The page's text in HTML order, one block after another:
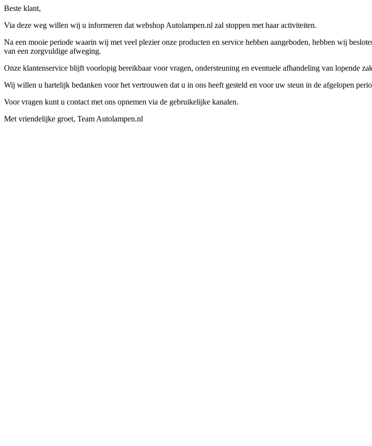
Beste klant,
Via deze weg willen wij u informeren dat webshop Autolampen.nl zal stoppen met haar activiteiten.
Na een mooie periode waarin wij met veel plezier onze producten en service hebben aangeboden, hebben wij
van een zorgvuldige afweging.
Onze klantenservice blijft voorlopig bereikbaar voor vragen, ondersteuning en eventuele afhandeling van lopende
Wij willen u hartelijk bedanken voor het vertrouwen dat u in ons heeft gesteld en voor uw steun in de afgelopen
Voor vragen kunt u contact met ons opnemen via de gebruikelijke kanalen.
Met vriendelijke groet, Team Autolampen.nl